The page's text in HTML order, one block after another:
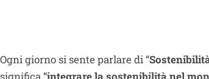
Ogni giorno si sente parlare di “
significa “integrare la sostenibilità nel